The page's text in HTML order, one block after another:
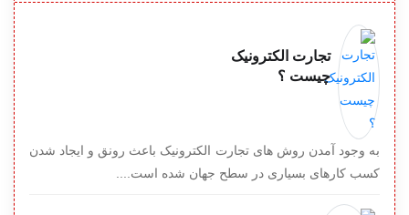
تجارت الکترونیک
چیست ؟
به وجود آمدن روش های تجارت الکترونیک باعث رونق و ایجاد شدن
کسب کارهای بسیاری در سطح جهان شده است....